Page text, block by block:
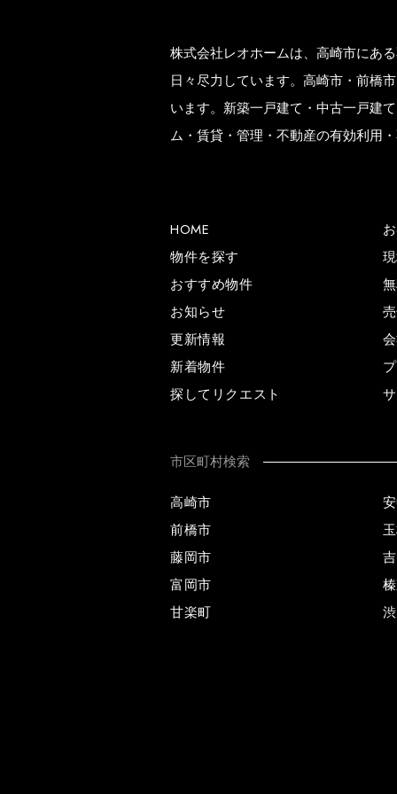
株式会社レオホームは、高崎市にあ
日々尽力しています。高崎市・前橋
います。新築一戸建て・中古一戸建
ム・賃貸・管理・不動産の有効利用
HOME
物件を探す
おすすめ物件
お知らせ
更新情報
新着物件
探してリクエスト
市区町村検索
高崎市
前橋市
藤岡市
富岡市
甘楽町